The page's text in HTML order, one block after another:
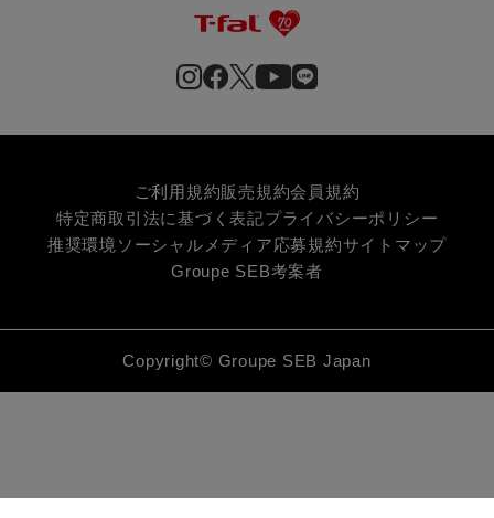
ご利用規約販売規約会員規約
特定商取引法に基づく表記プライバシーポリシー
推奨環境 ソーシャルメディア応募規約サイトマップ
Groupe SEB考案者
Copyright© Groupe SEB Japan